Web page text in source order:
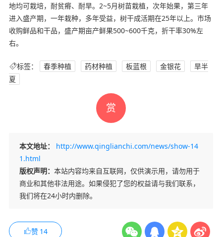
地均可栽培，耐贫瘠、耐旱。2~5月树苗栽植，次年始果，第三年
进入盛产期，一年栽种，多年受益，树干成活期在25年以上。市场
收购鲜品和干品，盛产期亩产鲜果500~600千克，折干率30%左
右。
标签： 春季种植 药材种植 板蓝根 金银花
旱半
夏
赏
本文地址：
http://www.qinglianchi.com/news/show-14
1.html
版权声明： 本站内容均来自互联网，仅供演示用，请勿用于
商业和其他非法用途。如果侵犯了您的权益请与我们联系，
我们将在24小时内删除。
赞 14